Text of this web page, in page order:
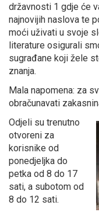
državnosti 1 gdje će
najnovijih naslova te
moći uživati u svoje
literature osigurali
sugrađane koji žele
znanja.
Mala napomena: za
obračunavati
Odjeli su trenutno
otvoreni za
korisnike od
ponedjeljka do
petka od 8 do 17
sati, a subotom od
8 do 12 sati.